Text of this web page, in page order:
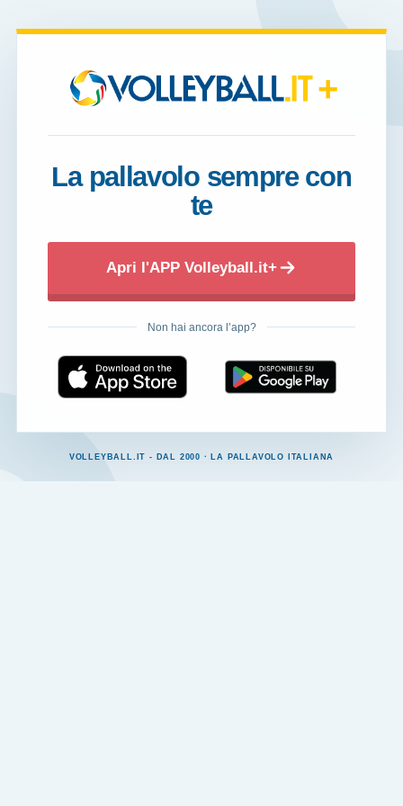
+
La pallavolo sempre con
te
Apri l'APP Volleyball.it+
Non hai ancora l’app?
VOLLEYBALL.IT - DAL 2000 · LA PALLAVOLO ITALIANA